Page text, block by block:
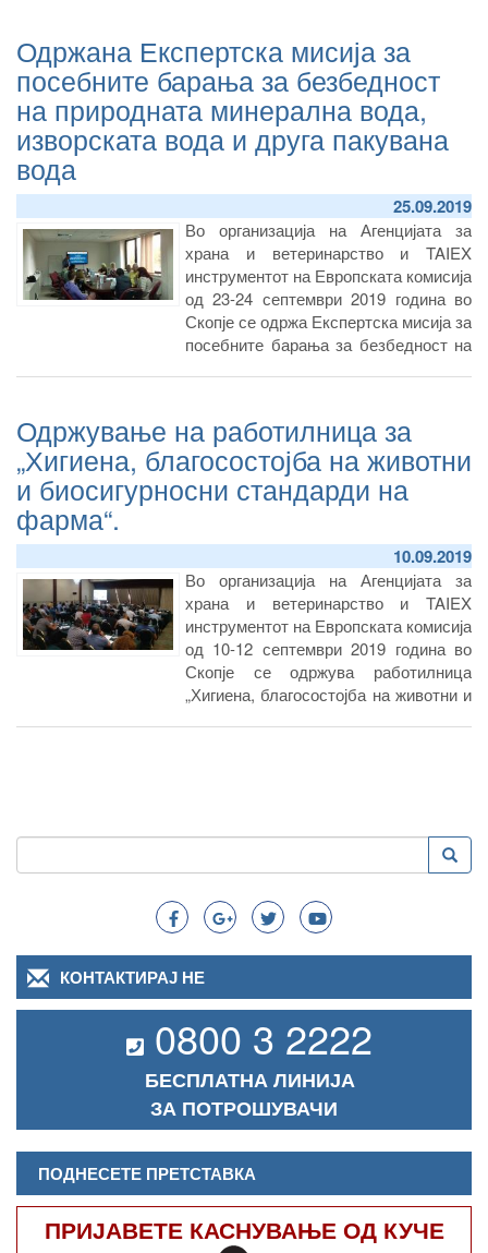
Одржана Експертска мисија за
посебните барања за безбедност
на природната минерална вода,
изворската вода и друга пакувана
вода
25.09.2019
Во организација на Агенцијата за
храна и ветеринарство и TAIEX
инструментот на Европската комисија
од 23-24 септември 2019 година во
Скопје се одржа Експертска мисија за
посебните барања за безбедност на
Ленче Јовановска, а како експерти од
ЕУ учествуваа Г-ѓа Ilona Drulyte од
Литванија и Г-дин Evangelius
Mourelatos од Грција.
Одржување на работилница за
„Хигиена, благосостојба на животни
и биосигурносни стандарди на
фарма“.
10.09.2019
Во организација на Агенцијата за
храна и ветеринарство и TAIEX
инструментот на Европската комисија
од 10-12 септември 2019 година во
Скопје се одржува работилница
„Хигиена, благосостојба на животни и
Search
Пребарување
КОНТАКТИРАЈ НЕ
0800 3 2222
БЕСПЛАТНА ЛИНИЈА
ЗА ПОТРОШУВАЧИ
ПОДНЕСЕТЕ ПРЕТСТАВКА
ПРИЈАВЕТЕ КАСНУВАЊЕ ОД КУЧЕ